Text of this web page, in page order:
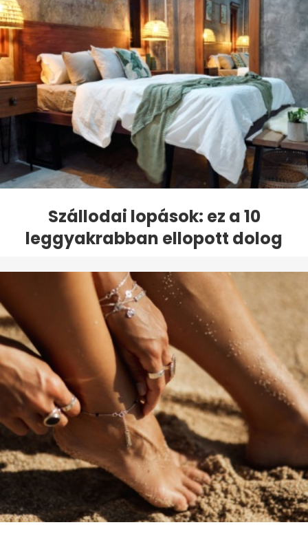
Szállodai lopások: ez a 10
leggyakrabban ellopott dolog